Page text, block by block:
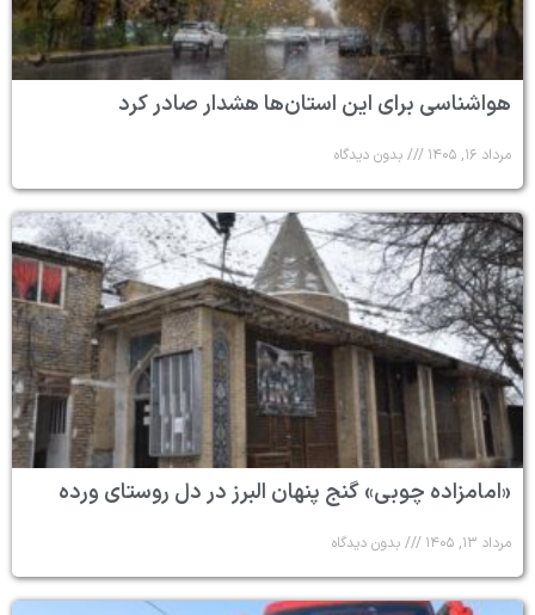
هواشناسی برای این استان‌ها هشدار صادر کرد
مرداد ۱۶, ۱۴۰۵ بدون دیدگاه
«امامزاده چوبی» گنج پنهان البرز در دل روستای ورده
مرداد ۱۳, ۱۴۰۵ بدون دیدگاه